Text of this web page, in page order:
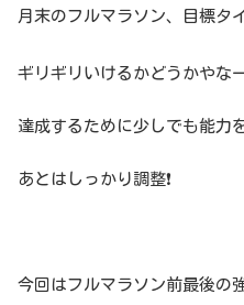
月末のフルマラソン、目標タ
ギリギリいけるかどうかやな
達成するために少しでも能力を
あとはしっかり調整❗️
今回はフルマラソン前最後の